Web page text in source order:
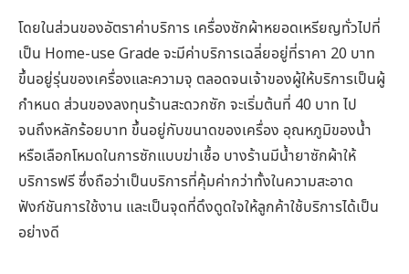
โดยในส่วนของอัตราค่าบริการ เครื่องซักผ้าหยอดเหรียญทั่วไปที่
เป็น Home-use Grade จะมีค่าบริการเฉลี่ยอยู่ที่ราคา 20 บาท
ขึ้นอยู่รุ่นของเครื่องและความจุ ตลอดจนเจ้าของผู้ให้บริการเป็นผู้
กำหนด ส่วนของลงทุนร้านสะดวกซัก จะเริ่มต้นที่ 40 บาท ไป
จนถึงหลักร้อยบาท ขึ้นอยู่กับขนาดของเครื่อง อุณหภูมิของน้ำ
หรือเลือกโหมดในการซักแบบฆ่าเชื้อ บางร้านมีน้ำยาซักผ้าให้
บริการฟรี ซึ่งถือว่าเป็นบริการที่คุ้มค่ากว่าทั้งในความสะอาด
ฟังก์ชันการใช้งาน และเป็นจุดที่ดึงดูดใจให้ลูกค้าใช้บริการได้เป็น
อย่างดี